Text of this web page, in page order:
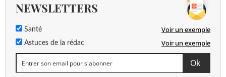
NEWSLETTERS
Santé Voir un exemple
Astuces de la rédac Voir un exemple